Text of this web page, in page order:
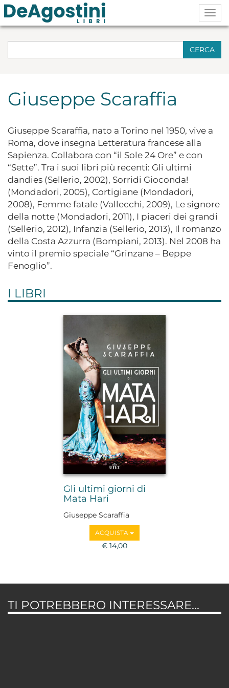
CERCA
Giuseppe Scaraffia
Giuseppe Scaraffia, nato a Torino nel 1950, vive a
Roma, dove insegna Letteratura francese alla
Sapienza. Collabora con “il Sole 24 Ore” e con
“Sette”. Tra i suoi libri più recenti: Gli ultimi
dandies (Sellerio, 2002), Sorridi Gioconda!
(Mondadori, 2005), Cortigiane (Mondadori,
2008), Femme fatale (Vallecchi, 2009), Le signore
della notte (Mondadori, 2011), I piaceri dei grandi
(Sellerio, 2012), Infanzia (Sellerio, 2013), Il romanzo
della Costa Azzurra (Bompiani, 2013). Nel 2008 ha
vinto il premio speciale “Grinzane – Beppe
Fenoglio”.
I LIBRI
Gli ultimi giorni di
Mata Hari
Giuseppe Scaraffia
ACQUISTA
€ 14,00
TI POTREBBERO INTERESSARE...